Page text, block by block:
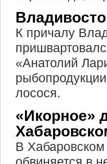
К причалу
«Анатолий
лосося.
«Икорное»
В Хабаровском